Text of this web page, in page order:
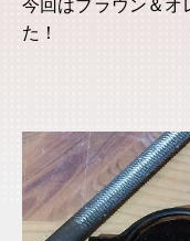
今回はブラウン＆オ
た！